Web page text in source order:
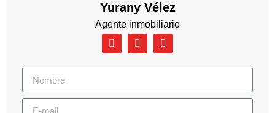
Yurany Vélez
Agente inmobiliario